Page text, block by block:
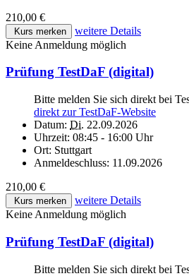
210,00 €
Kurs merken
weitere Details
Keine Anmeldung möglich
Prüfung TestDaF (digital)
Bitte melden Sie sich direkt bei
direkt zur TestDaF-Website
Datum: Di. 22.09.2026
Uhrzeit: 08:45 - 16:00 Uhr
Ort: Stuttgart
Anmeldeschluss: 11.09.2026
210,00 €
Kurs merken
weitere Details
Keine Anmeldung möglich
Prüfung TestDaF (digital)
Bitte melden Sie sich direkt bei